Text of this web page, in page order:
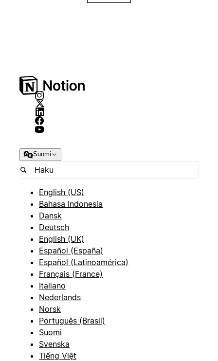
Suomi
English (US)
Bahasa Indonesia
Dansk
Deutsch
English (UK)
Español (España)
Español (Latinoamérica)
Français (France)
Italiano
Nederlands
Norsk
Português (Brasil)
Suomi
Svenska
Tiếng Việt